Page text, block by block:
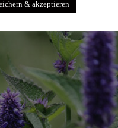
& akzeptieren